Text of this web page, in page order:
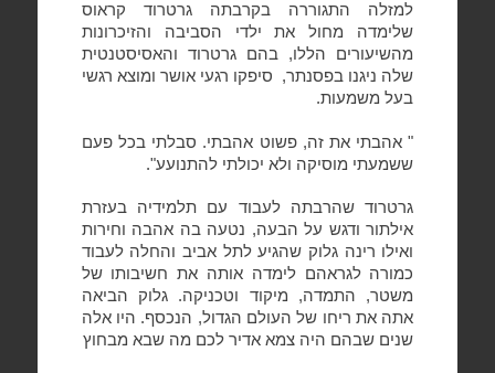
למזלה התגוררה בקרבתה גרטרוד קראוס
שלימדה מחול את ילדי הסביבה והזיכרונות
מהשיעורים הללו, בהם גרטרוד והאסיסטנטית
שלה ניגנו בפסנתר,
סיפקו רגעי אושר ומוצא רגשי
בעל משמעות.
" אהבתי את זה, פשוט אהבתי. סבלתי בכל פעם
ששמעתי מוסיקה ולא יכולתי להתנועע".
גרטרוד שהרבתה לעבוד עם תלמידיה בעזרת
אילתור ודגש על הבעה, נטעה בה אהבה וחירות
ואילו רינה גלוק שהגיע לתל אביב והחלה לעבוד
כמורה לגראהם לימדה אותה את חשיבותו של
משטר, התמדה, מיקוד וטכניקה. גלוק הביאה
אתה את ריחו של העולם הגדול, הנכסף. היו אלה
שנים שבהם היה צמא אדיר לכם מה שבא מבחוץ